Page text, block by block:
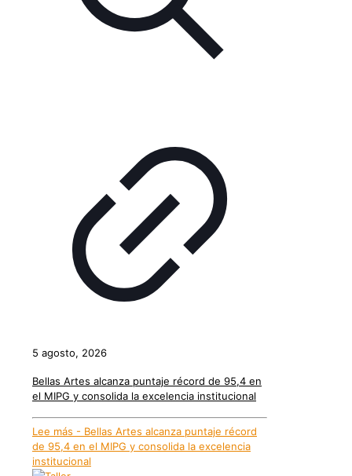
5 agosto, 2026
Bellas Artes alcanza puntaje récord de 95,4 en
el MIPG y consolida la excelencia institucional
Lee más - Bellas Artes alcanza puntaje récord
de 95,4 en el MIPG y consolida la excelencia
institucional